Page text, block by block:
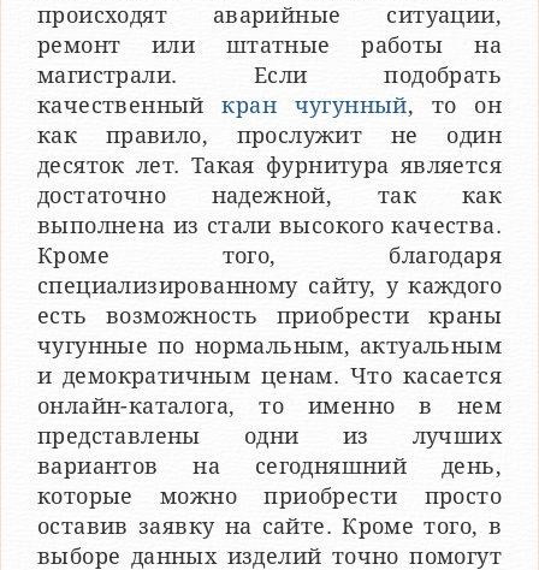
происходят аварийные ситуации,
ремонт или штатные работы на
магистрали. Если подобрать
качественныйкран чугунный, то он
как правило, прослужит не один
десяток лет. Такая фурнитура является
достаточно надежной, так как
выполнена из стали высокого качества.
Кроме того, благодаря
специализированному сайту, у каждого
есть возможность приобрести краны
чугунные по нормальным, актуальным
и демократичным ценам. Что касается
онлайн-каталога, то именно в нем
представлены одни из лучших
вариантов на сегодняшний день,
которые можно приобрести просто
оставив заявку на сайте. Кроме того, в
выборе данных изделий точно помогут